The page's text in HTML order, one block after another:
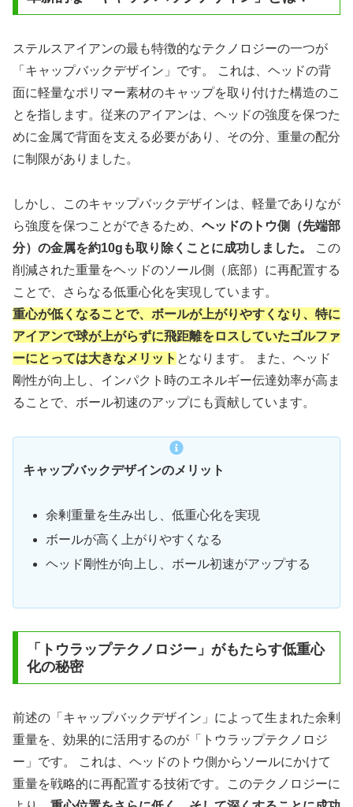
ステルスアイアンの最も特徴的なテクノロジーの一つが
「キャップバックデザイン」です。 これは、ヘッドの背
面に軽量なポリマー素材のキャップを取り付けた構造のこ
とを指します。従来のアイアンは、ヘッドの強度を保つた
めに金属で背面を支える必要があり、その分、重量の配分
に制限がありました。
しかし、このキャップバックデザインは、軽量でありなが
ら強度を保つことができるため、 ヘッドのトウ側（先端部
分）の金属を約10gも取り除くことに成功しました。
この
削減された重量をヘッドのソール側（底部）に再配置する
ことで、さらなる低重心化を実現しています。
重心が低くなることで、ボールが上がりやすくなり、特に
アイアンで球が上がらずに飛距離をロスしていたゴルファ
ーにとっては大きなメリット となります。 また、ヘッド
剛性が向上し、インパクト時のエネルギー伝達効率が高ま
ることで、ボール初速のアップにも貢献しています。
キャップバックデザインのメリット
余剰重量を生み出し、低重心化を実現
ボールが高く上がりやすくなる
ヘッド剛性が向上し、ボール初速がアップする
「トウラップテクノロジー」がもたらす低重心
化の秘密
前述の「キャップバックデザイン」によって生まれた余剰
重量を、効果的に活用するのが「トウラップテクノロジ
ー」です。 これは、ヘッドのトウ側からソールにかけて
重量を戦略的に再配置する技術です。このテクノロジーに